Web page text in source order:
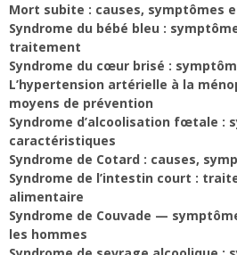
Mort subite : causes, symptômes
Syndrome du bébé bleu :
traitement
Syndrome du cœur brisé :
L’hypertension artérielle à la
moyens de prévention
Syndrome d’alcoolisation fœtale :
caractéristiques
Syndrome de Cotard : causes,
Syndrome de l’intestin court :
alimentaire
Syndrome de Couvade —
les hommes